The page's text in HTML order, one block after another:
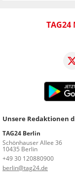
TAG24
Unsere Redaktionen
TAG24 Berlin
Schönhauser Allee 36
10435 Berlin
+49 30 120880900
berlin@tag24.de